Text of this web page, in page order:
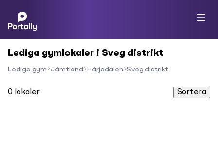
Lediga gymlokaler i Sveg distrikt
Lediga gym Jämtland Härjedalen Sveg distrikt
0 lokaler Sortera